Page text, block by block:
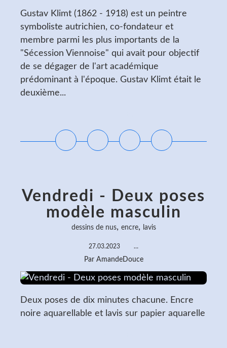
Gustav Klimt (1862 - 1918) est un peintre
symboliste autrichien, co-fondateur et
membre parmi les plus importants de la
"Sécession Viennoise" qui avait pour objectif
de se dégager de l'art académique
prédominant à l'époque. Gustav Klimt était le
deuxième...
Vendredi - Deux poses
modèle masculin
dessins de nus, encre, lavis
27.03.2023 …
Par AmandeDouce
Deux poses de dix minutes chacune. Encre
noire aquarellable et lavis sur papier aquarelle